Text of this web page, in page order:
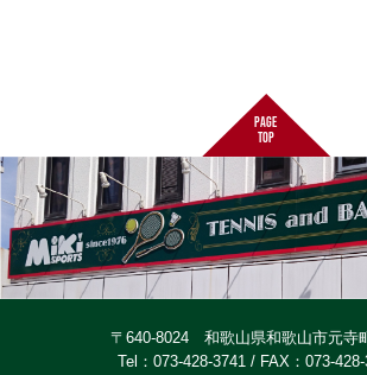
page
top
〒640-8024 和歌山県和歌山市元寺
Tel：073-428-3741 / FAX：073-